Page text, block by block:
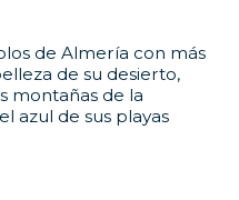
de Almería con más
de su desierto,
montañas de la
azul de sus playas